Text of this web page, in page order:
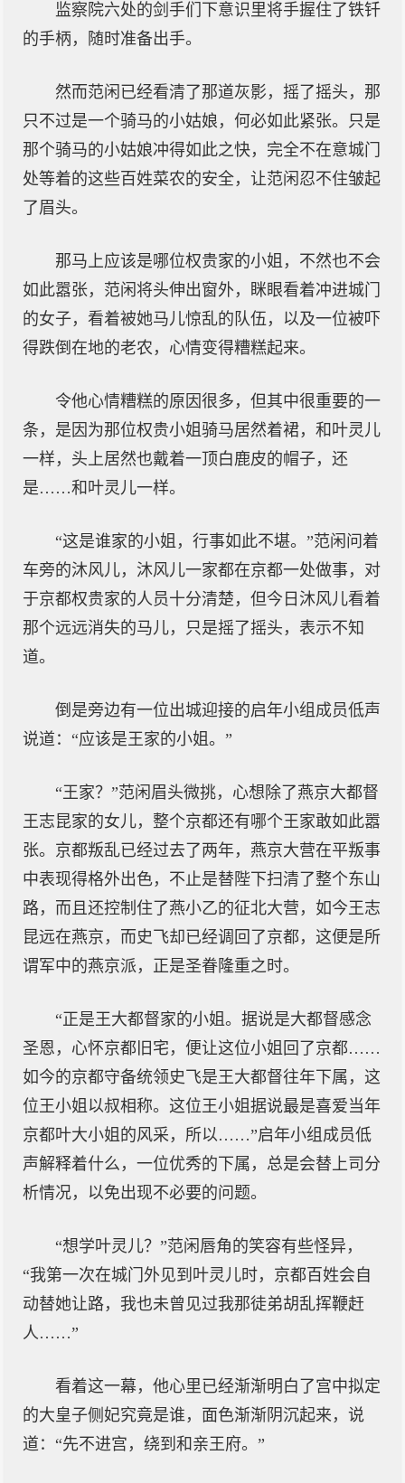
监察院六处的剑手们下意识里将手握住了铁钎
的手柄，随时准备出手。
然而范闲已经看清了那道灰影，摇了摇头，那
只不过是一个骑马的小姑娘，何必如此紧张。只是
那个骑马的小姑娘冲得如此之快，完全不在意城门
处等着的这些百姓菜农的安全，让范闲忍不住皱起
了眉头。
那马上应该是哪位权贵家的小姐，不然也不会
如此嚣张，范闲将头伸出窗外，眯眼看着冲进城门
的女子，看着被她马儿惊乱的队伍，以及一位被吓
得跌倒在地的老农，心情变得糟糕起来。
令他心情糟糕的原因很多，但其中很重要的一
条，是因为那位权贵小姐骑马居然着裙，和叶灵儿
一样，头上居然也戴着一顶白鹿皮的帽子，还
是……和叶灵儿一样。
“这是谁家的小姐，行事如此不堪。”范闲问着
车旁的沐风儿，沐风儿一家都在京都一处做事，对
于京都权贵家的人员十分清楚，但今日沐风儿看着
那个远远消失的马儿，只是摇了摇头，表示不知
道。
倒是旁边有一位出城迎接的启年小组成员低声
说道：“应该是王家的小姐。”
“王家？”范闲眉头微挑，心想除了燕京大都督
王志昆家的女儿，整个京都还有哪个王家敢如此嚣
张。京都叛乱已经过去了两年，燕京大营在平叛事
中表现得格外出色，不止是替陛下扫清了整个东山
路，而且还控制住了燕小乙的征北大营，如今王志
昆远在燕京，而史飞却已经调回了京都，这便是所
谓军中的燕京派，正是圣眷隆重之时。
“正是王大都督家的小姐。据说是大都督感念
圣恩，心怀京都旧宅，便让这位小姐回了京都……
如今的京都守备统领史飞是王大都督往年下属，这
位王小姐以叔相称。这位王小姐据说最是喜爱当年
京都叶大小姐的风采，所以……”启年小组成员低
声解释着什么，一位优秀的下属，总是会替上司分
析情况，以免出现不必要的问题。
“想学叶灵儿？”范闲唇角的笑容有些怪异，
“我第一次在城门外见到叶灵儿时，京都百姓会自
动替她让路，我也未曾见过我那徒弟胡乱挥鞭赶
人……”
看着这一幕，他心里已经渐渐明白了宫中拟定
的大皇子侧妃究竟是谁，面色渐渐阴沉起来，说
道：“先不进宫，绕到和亲王府。”